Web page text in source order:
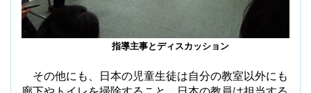
指導主事とディスカッション
その他にも、日本の児童生徒は自分の教室以外にも